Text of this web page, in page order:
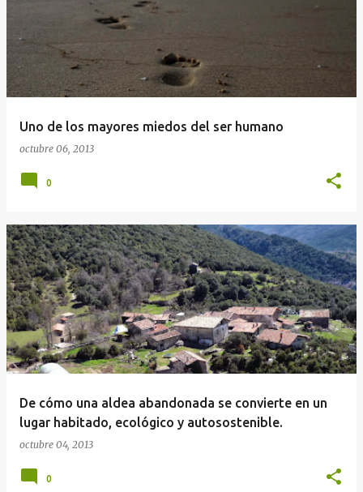
Uno de los mayores miedos del ser humano
octubre 06, 2013
0
De cómo una aldea abandonada se convierte en un
lugar habitado, ecológico y autosostenible.
octubre 04, 2013
0